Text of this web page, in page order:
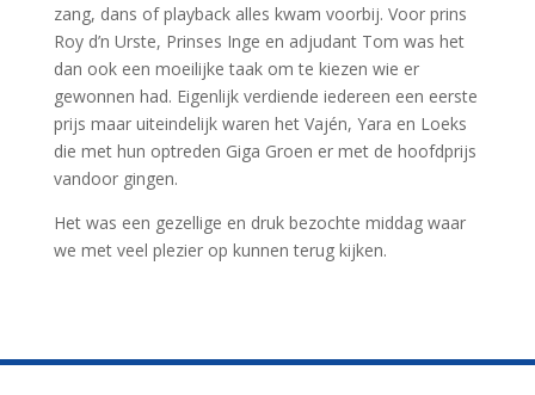
zang, dans of playback alles kwam voorbij. Voor prins
Roy d’n Urste, Prinses Inge en adjudant Tom was het
dan ook een moeilijke taak om te kiezen wie er
gewonnen had. Eigenlijk verdiende iedereen een eerste
prijs maar uiteindelijk waren het Vajén, Yara en Loeks
die met hun optreden Giga Groen er met de hoofdprijs
vandoor gingen.
Het was een gezellige en druk bezochte middag waar
we met veel plezier op kunnen terug kijken.